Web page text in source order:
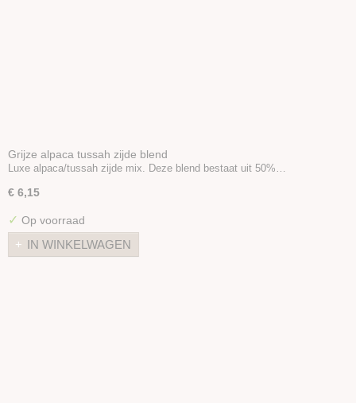
Grijze alpaca tussah zijde blend
Luxe alpaca/tussah zijde mix. Deze blend bestaat uit 50%…
€ 6,15
✓ Op voorraad
IN WINKELWAGEN